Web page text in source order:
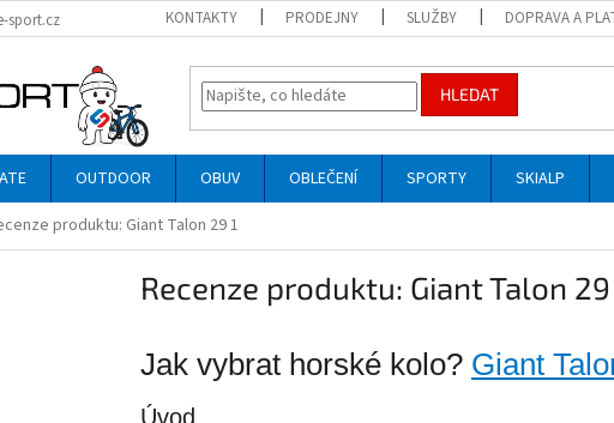
sport.cz KONTAKTY PRODEJNY SLUŽBY DOPRAVA A
HLEDAT
OUTDOOR OBUV OBLEČENÍ SPORTY SKIALP
produktu: Giant Talon 29 1
Recenze produktu: Giant Talon 29
Jak vybrat horské kolo? Giant
Úvod